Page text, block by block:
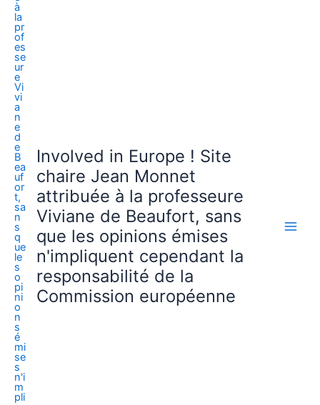
Involved in Europe ! Site
chaire Jean Monnet
attribuée à la professeure
Viviane de Beaufort, sans
que les opinions émises
n'impliquent cependant la
responsabilité de la
Commission européenne